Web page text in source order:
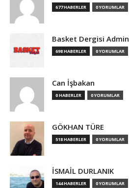
677 HABERLER 0 YORUMLAR
Basket Dergisi Admin
698 HABERLER 0 YORUMLAR
Can İşbakan
0 HABERLER 0 YORUMLAR
GÖKHAN TÜRE
518 HABERLER 0 YORUMLAR
İSMAİL DURLANIK
144 HABERLER 0 YORUMLAR